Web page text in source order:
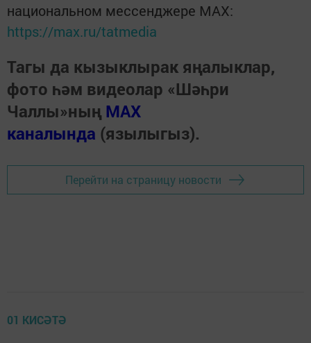
национальном мессенджере MАХ:
https://max.ru/tatmedia
Тагы да кызыклырак яңалыклар,
фото һәм видеолар «Шәһри
Чаллы»ның MAX
каналында (язылыгыз).
Перейти на страницу новости
01 КИСӘТӘ